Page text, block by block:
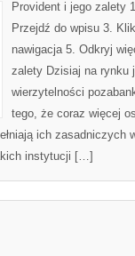
Provident i jego zalety
Przejdź do wpisu 3.
nawigacja 5. Odkryj
zalety Dzisiaj na rynku
wierzytelności
tego, że coraz więcej
ich zasadniczych
instytucji […]